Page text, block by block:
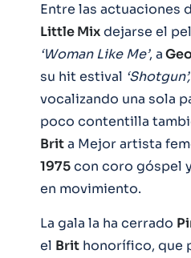
Entre las actuaciones
Little Mixdejarse el
‘Woman Like Me’, a
su hit estival ‘Shotgun’,
vocalizando una sola
poco contentilla
Brita Mejor artista
1975con coro góspel
en movimiento.
La gala la ha cerrado
el Brit honorífico, que